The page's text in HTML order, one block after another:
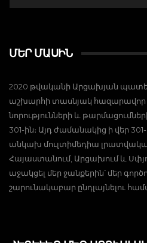
ՄԵՐ ՄԱՍԻՆ
2020 թվականի Արցախյան
աշխարհի տասնյակ հազարավոր
նորությունների և
301-ին։ Այդ ժամանակից ի վեր
անկախ մուլտիմեդիա լրատվական
Հայաստանում, Արցախում և
աջակցել մեր ջանքերին՝ մեր
շարունակաբար ընդլայնելու